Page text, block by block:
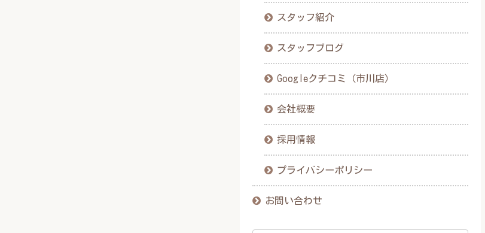
スタッフ紹介
スタッフブログ
Googleクチコミ（市川店）
会社概要
採用情報
プライバシーポリシー
お問い合わせ